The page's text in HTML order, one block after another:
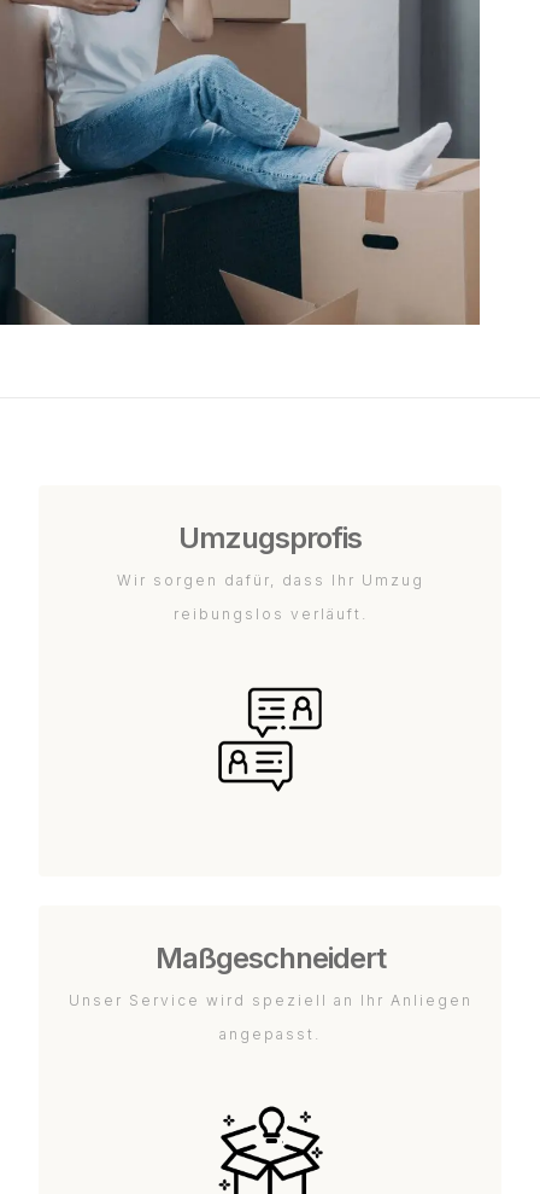
Umzugsprofis
Wir sorgen dafür, dass Ihr Umzug
reibungslos verläuft.
Maßgeschneidert
Unser Service wird speziell an Ihr Anliegen
angepasst.